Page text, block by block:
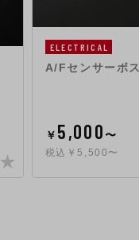
ELECTRICAL
A/Fセンサーボス
￥ 5,000〜
税込￥5,500〜